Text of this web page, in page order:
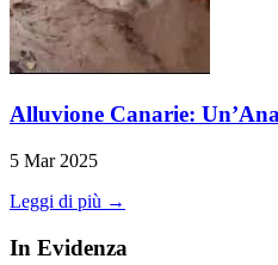
Alluvione Canarie:
5 Mar 2025
Leggi di più →
In Evidenza